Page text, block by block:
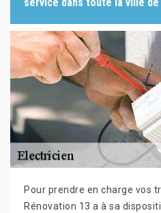
Pour prendre en charge vos
Rénovation 13 a à sa